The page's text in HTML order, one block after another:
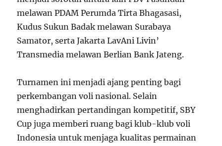
melawan PDAM Perumda Tirta Bhagasasi,
Kudus Sukun Badak melawan Surabaya
Samator, serta Jakarta LavAni Livin’
Transmedia melawan Berlian Bank Jateng.
Turnamen ini menjadi ajang penting bagi
perkembangan voli nasional. Selain
menghadirkan pertandingan kompetitif, SBY
Cup juga memberi ruang bagi klub-klub voli
Indonesia untuk menjaga kualitas permainan